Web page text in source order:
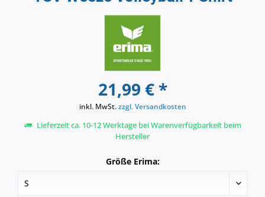
21,99 € *
inkl. MwSt.zzgl. Versandkosten
Lieferzeit ca. 10-12 Werktage bei Warenverfügbarkeit beim
Hersteller
Größe Erima: